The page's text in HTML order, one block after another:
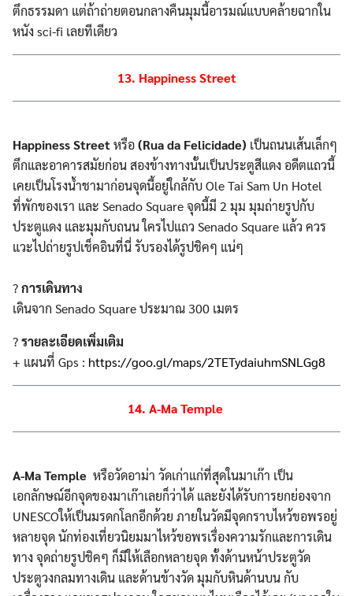
ตึกธรรมดา แต่ถ้าถ่ายตอนกลางคืนมุมนี้อารมณ์แบบคล้ายฉากใน
หนัง sci-fi เลยทีเดียว
13. Happiness Street
Happiness Streetหรือ(Rua da Felicidade) เป็นถนนเส้นเล็กๆ
ตึกและอาคารสมัยก่อน สองข้างทางนั้นเป็นประตูสีแดง อดีตแถวนี้
เคยเป็นโรงน้ำชามาก่อนจุดนี้อยู่ใกล้กับ Ole Tai Sam Un Hotel
ที่พักของเรา และ Senado Square จุดนี้มี 2 มุม มุมถ่ายรูปกับ
ประตูแดง และมุมกับถนน ใครไปแถว Senado Square แล้ว ควร
แวะไปถ่ายรูปเช็คอินที่นี่ รับรองได้รูปชิคๆ แน่ๆ
?การเดินทาง
เดินจาก Senado Square ประมาณ 300 เมตร
?รายละเอียดเพิ่มเติม
+ แผนที่ Gps : https://goo.gl/maps/2TETydaiuhmSNLGg8
14. A-Ma Temple
A-Ma Temple หรือวัดอาม่า วัดเก่าแก่ที่สุดในมาเก๊า เป็น
เอกลักษณ์อีกจุดของมาเก๊าเลยก็ว่าได้ และยังได้รับการยกย่องจาก
UNESCOให้เป็นมรดกโลกอีกด้วย ภายในวัดมีจุดกราบไหว้ขอพรอยู่
หลายจุด นักท่องเที่ยวนิยมมาไหว้ขอพรเรื่องความรักและการเดิน
ทาง จุดถ่ายรูปชิคๆ ก็มีให้เลือกหลายจุด ทั้งด้านหน้าประตูวัด
ประตูวงกลมทางเดิน และด้านข้างวัด มุมกับหินด้านบน กับ